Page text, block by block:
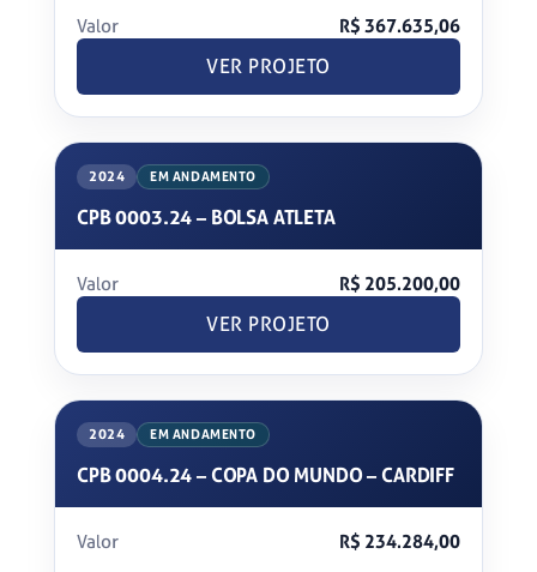
Valor
R$ 367.635,06
VER PROJETO
2024 EM ANDAMENTO
CPB 0003.24 – BOLSA ATLETA
Valor
R$ 205.200,00
VER PROJETO
2024 EM ANDAMENTO
CPB 0004.24 – COPA DO MUNDO – CARDIFF
Valor R$ 234.284,00